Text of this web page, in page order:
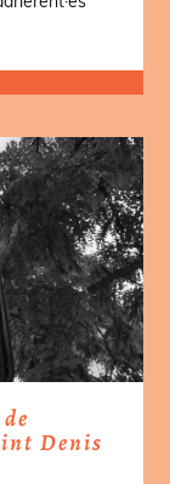
Denis